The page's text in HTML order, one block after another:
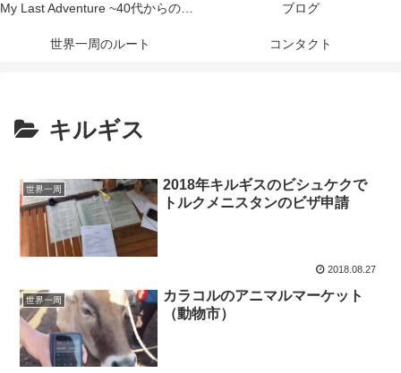
My Last Adventure ~40代からの世界一周旅行記~ ブログ
世界一周のルート コンタクト
キルギス
世界一周
2018年キルギスのビシュケクで
トルクメニスタンのビザ申請
2018.08.27
世界一周
カラコルのアニマルマーケット
（動物市）